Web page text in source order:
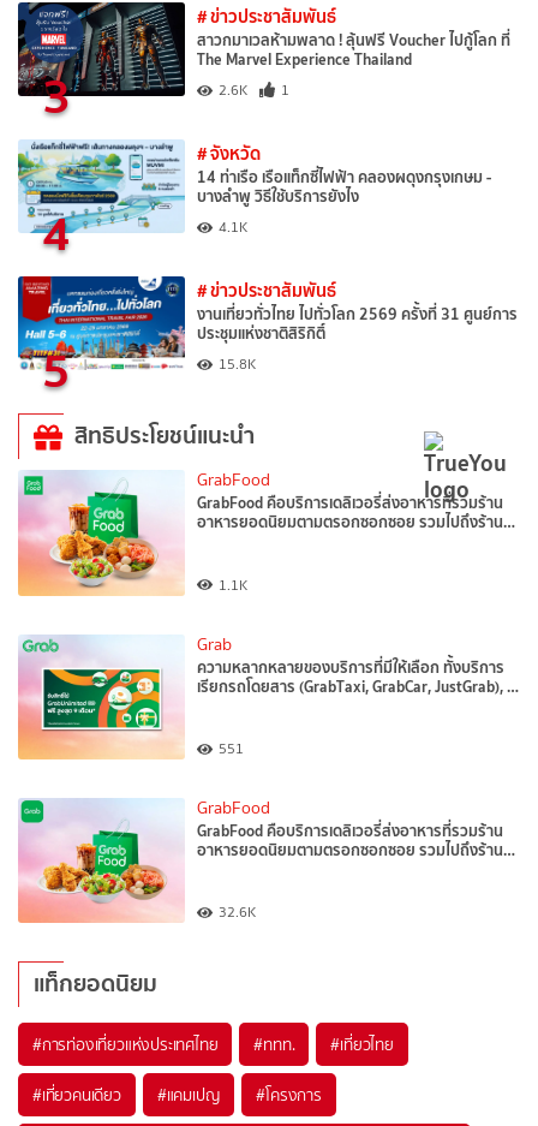
3
# ข่าวประชาสัมพันธ์
สาวกมาเวลห้ามพลาด ! ลุ้นฟรี Voucher ไปกู้โลก ที่
The Marvel Experience Thailand
2.6K 1
4
# จังหวัด
14 ท่าเรือ เรือแท็กซี่ไฟฟ้า คลองผดุงกรุงเกษม -
บางลำพู วิธีใช้บริการยังไง
4.1K
5
# ข่าวประชาสัมพันธ์
งานเที่ยวทั่วไทย ไปทั่วโลก 2569 ครั้งที่ 31 ศูนย์การ
ประชุมแห่งชาติสิริกิติ์
15.8K
สิทธิประโยชน์แนะนำ
GrabFood
GrabFood คือบริการเดลิเวอรี่ส่งอาหารที่รวมร้าน
อาหารยอดนิยมตามตรอกซอกซอย รวมไปถึงร้าน…
1.1K
Grab
ความหลากหลายของบริการที่มีให้เลือก ทั้งบริการ
เรียกรถโดยสาร (GrabTaxi, GrabCar, JustGrab), …
551
GrabFood
GrabFood คือบริการเดลิเวอรี่ส่งอาหารที่รวมร้าน
อาหารยอดนิยมตามตรอกซอกซอย รวมไปถึงร้าน…
32.6K
แท็กยอดนิยม
#การท่องเที่ยวแห่งประเทศไทย #ททท. #เที่ยวไทย
#เที่ยวคนเดียว #แคมเปญ #โครงการ